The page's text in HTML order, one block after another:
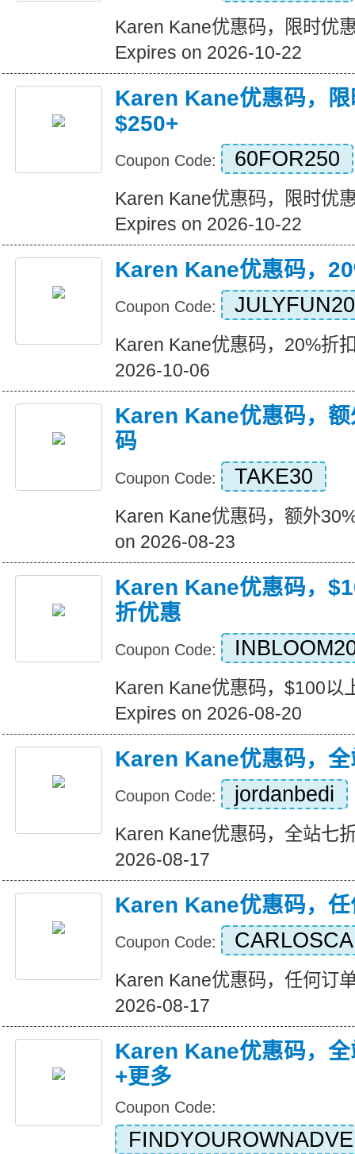
Karen Kane优惠码，限时优
Expires on 2026-10-22
Karen Kane优惠码，
$250+
Coupon Code: 60FOR250
Karen Kane优惠码，限时优
Expires on 2026-10-22
Karen Kane优惠码，
Coupon Code: JULYFUN20
Karen Kane优惠码，20%折
2026-10-06
Karen Kane优惠码，
码
Coupon Code: TAKE30
Karen Kane优惠码，额外
on 2026-08-23
Karen Kane优惠码，
折优惠
Coupon Code:
Karen Kane优惠码，$100以
Expires on 2026-08-20
Karen Kane优惠码，
Coupon Code: jordanbedi
Karen Kane优惠码，全站七
2026-08-17
Karen Kane优惠码，
Coupon Code:
Karen Kane优惠码，任何订
2026-08-17
Karen Kane优惠码，
+更多
Coupon Code: